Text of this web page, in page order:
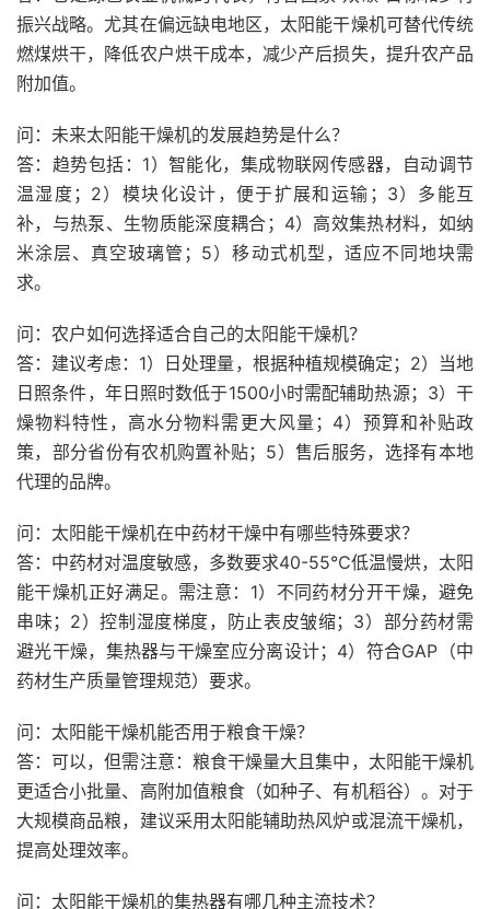
振兴战略。尤其在偏远缺电地区，太阳能干燥机可替代传统
燃煤烘干，降低农户烘干成本，减少产后损失，提升农产品
附加值。
问：未来太阳能干燥机的发展趋势是什么？
答：趋势包括：1）智能化，集成物联网传感器，自动调节
温湿度；2）模块化设计，便于扩展和运输；3）多能互
补，与热泵、生物质能深度耦合；4）高效集热材料，如纳
米涂层、真空玻璃管；5）移动式机型，适应不同地块需
求。
问：农户如何选择适合自己的太阳能干燥机？
答：建议考虑：1）日处理量，根据种植规模确定；2）当地
日照条件，年日照时数低于1500小时需配辅助热源；3）干
燥物料特性，高水分物料需更大风量；4）预算和补贴政
策，部分省份有农机购置补贴；5）售后服务，选择有本地
代理的品牌。
问：太阳能干燥机在中药材干燥中有哪些特殊要求？
答：中药材对温度敏感，多数要求40-55℃低温慢烘，太阳
能干燥机正好满足。需注意：1）不同药材分开干燥，避免
串味；2）控制湿度梯度，防止表皮皱缩；3）部分药材需
避光干燥，集热器与干燥室应分离设计；4）符合GAP（中
药材生产质量管理规范）要求。
问：太阳能干燥机能否用于粮食干燥？
答：可以，但需注意：粮食干燥量大且集中，太阳能干燥机
更适合小批量、高附加值粮食（如种子、有机稻谷）。对于
大规模商品粮，建议采用太阳能辅助热风炉或混流干燥机，
提高处理效率。
问：太阳能干燥机的集热器有哪几种主流技术？